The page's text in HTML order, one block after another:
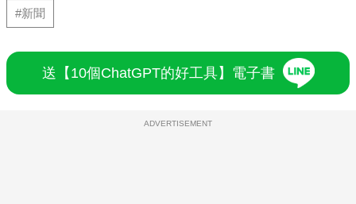
#新聞
送【10個ChatGPT的好工具】電子書
ADVERTISEMENT